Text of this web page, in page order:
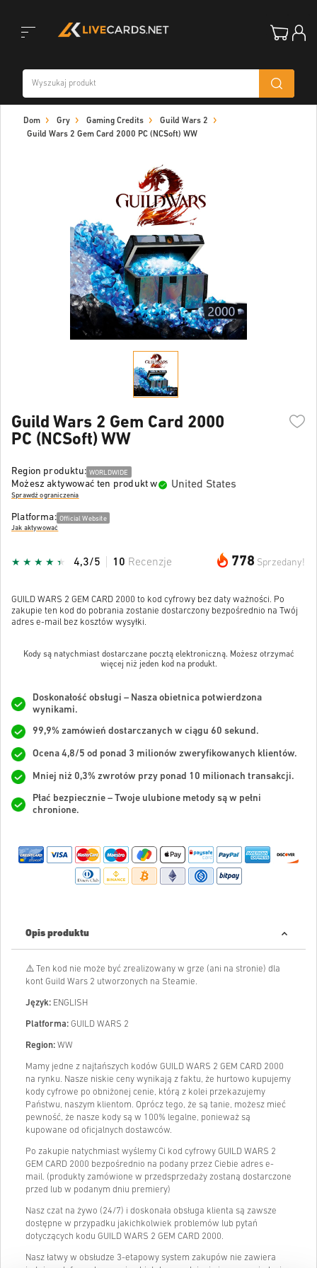
navigation
Dom Gry Gaming Credits
Guild Wars 2
Guild Wars 2 Gem Card 2000 PC (NCSoft) WW
Guild Wars 2 Gem Card 2000
PC (NCSoft) WW
Region produktu: WORLDWIDE
Możesz aktywować ten produkt w United States
Sprawdź ograniczenia
Platforma: Official Website
Jak aktywować
778 Sprzedany!
4,3/5 10 Recenzje
GUILD WARS 2 GEM CARD 2000 to kod cyfrowy bez daty ważności. Po
zakupie ten kod do pobrania zostanie dostarczony bezpośrednio na Twój
adres e-mail bez kosztów wysyłki.
Kody są natychmiast dostarczane pocztą elektroniczną. Możesz otrzymać
więcej niż jeden kod na produkt.
Doskonałość obsługi – Nasza obietnica potwierdzona
wynikami.
99,9% zamówień dostarczanych w ciągu 60 sekund.
Ocena 4,8/5 od ponad 3 milionów zweryfikowanych klientów.
Mniej niż 0,3% zwrotów przy ponad 10 milionach transakcji.
Płać bezpiecznie – Twoje ulubione metody są w pełni
chronione.
Opis produktu
⚠️ Ten kod nie może być zrealizowany w grze (ani na stronie) dla
kont Guild Wars 2 utworzonych na Steamie.
Język: ENGLISH
Platforma: GUILD WARS 2
Region: WW
Mamy jedne z najtańszych kodów GUILD WARS 2 GEM CARD 2000
na rynku. Nasze niskie ceny wynikają z faktu, że hurtowo kupujemy
kody cyfrowe po obniżonej cenie, którą z kolei przekazujemy
Państwu, naszym klientom. Oprócz tego, że są tanie, możesz mieć
pewność, że nasze kody są w 100% legalne, ponieważ są
kupowane od oficjalnych dostawców.
Po zakupie natychmiast wyślemy Ci kod cyfrowy GUILD WARS 2
GEM CARD 2000 bezpośrednio na podany przez Ciebie adres e-
mail. (produkty zamówione w przedsprzedaży zostaną dostarczone
przed lub w podanym dniu premiery)
Nasz czat na żywo (24/7) i doskonała obsługa klienta są zawsze
dostępne w przypadku jakichkolwiek problemów lub pytań
dotyczących kodu GUILD WARS 2 GEM CARD 2000.
Nasz łatwy w obsłudze 3-etapowy system zakupów nie zawiera